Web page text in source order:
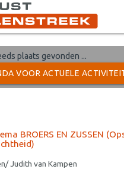
plaats gevonden ...
VOOR ACTUELE
BROERS EN ZUSSEN
Judith van Kampen